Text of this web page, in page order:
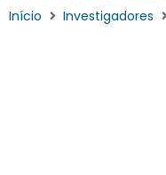
Início Investigadores